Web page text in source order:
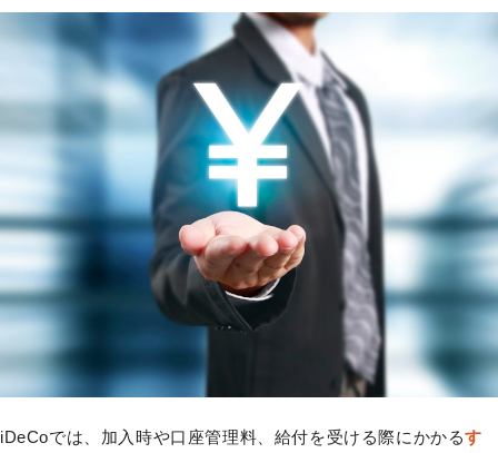
iDeCoでは、加入時や口座管理料、給付を受ける際にかかるす